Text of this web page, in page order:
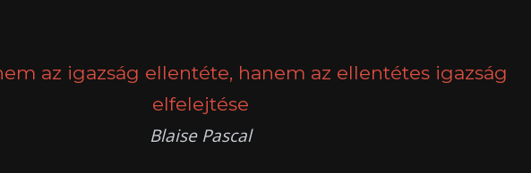
az igazság ellentéte, hanem az ellentétes igazság
elfelejtése
Blaise Pascal